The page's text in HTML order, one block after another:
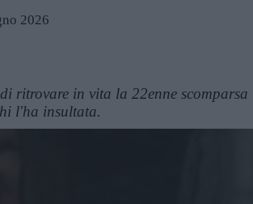
2026
ritrovare in vita la 22enne scomparsa
l'ha insultata.